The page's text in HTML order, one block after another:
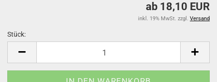
ab 18,10 EUR
inkl. 19% MwSt. zzgl. Versand
Stück: